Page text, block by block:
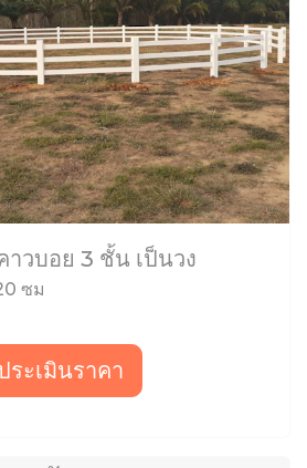
าวบอย 3 ชั้น เป็นวง
ซม
ะเมินราคา